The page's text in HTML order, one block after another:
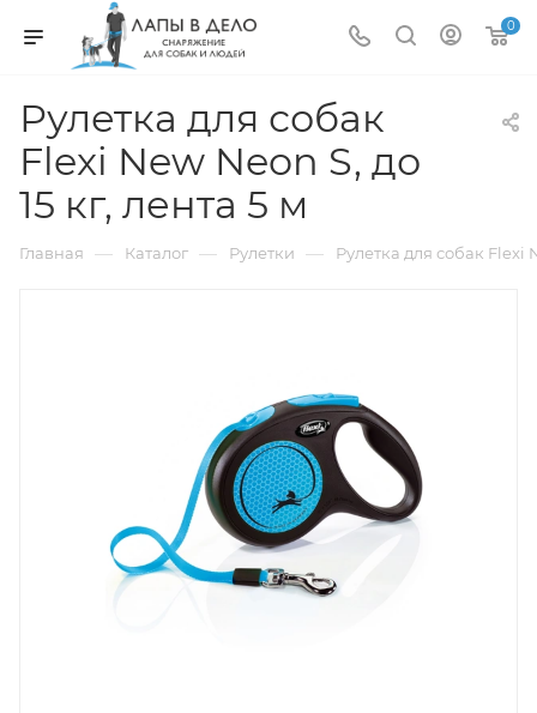
0
Рулетка для собак
Flexi New Neon S, до
15 кг, лента 5 м
Главная — Каталог — Рулетки — Рулетка для собак Flexi